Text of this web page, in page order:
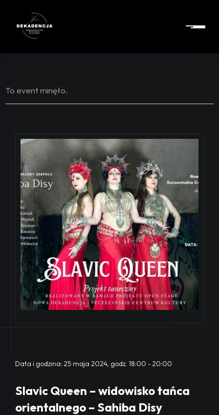
To event minęło.
Data i godzina:25 maja 2024, godz. 18:00 -20:00
Slavic Queen – widowisko tańca
orientalnego – Sahiba Disy